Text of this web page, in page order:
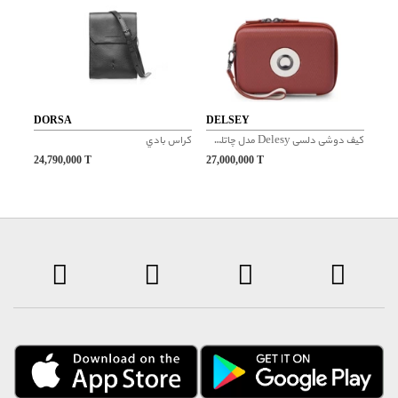
DORSA
کراس بادي
24,790,000 T
DELSEY
کیف دوشی دلسی Delesy مدل چاتلت ایر 2 کلاچ
27,000,000 T